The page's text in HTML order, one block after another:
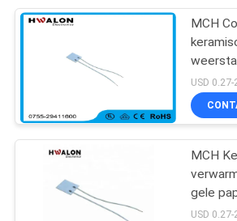
PRIVACYBELEID
PTC boiler
MCH
met
voor
MCH
gele
voor